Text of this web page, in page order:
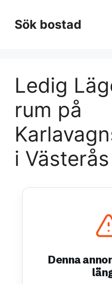
innehållSök bostad
Ledig
rum på
i Västerås
Denna